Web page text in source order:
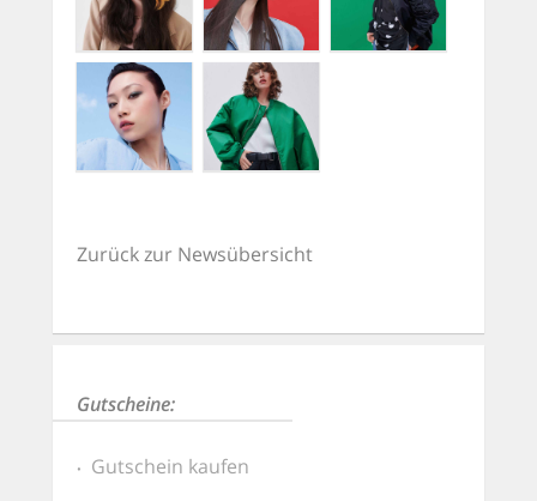
Zurück zur Newsübersicht
Gutscheine:
Gutschein kaufen